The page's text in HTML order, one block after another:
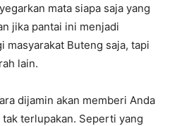
mata siapa saja yang
jika pantai ini menjadi
masyarakat Buteng saja, tapi
lain.
dijamin akan memberi Anda
terlupakan. Seperti yang